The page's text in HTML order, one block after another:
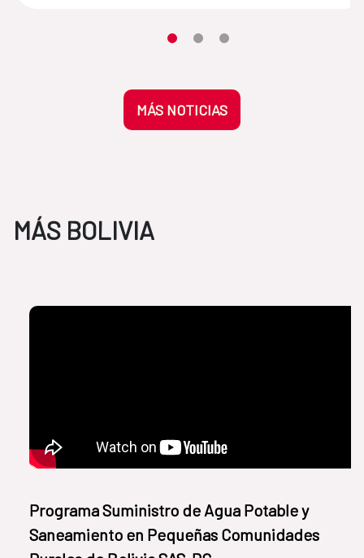
Desplaza el carrusel hasta su
Desplaza el carrusel hasta su
Desplaza el carrusel
MÁS NOTICIAS
MÁS BOLIVIA
​​Programa Suministro de Agua Potable y
Saneamiento en Pequeñas Comunidades